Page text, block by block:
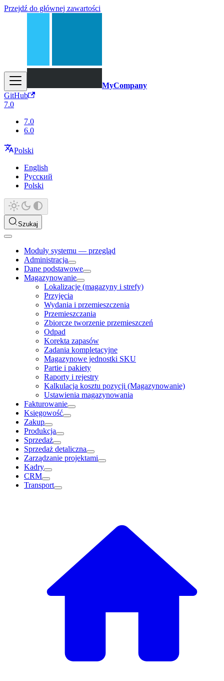
Przejdź do głównej zawartości
MyCompany
GitHub
7.0
7.0
6.0
Polski
English
Русский
Polski
Szukaj
Moduły systemu — przegląd
Administracja
Dane podstawowe
Magazynowanie
Lokalizacje (magazyny i strefy)
Przyjęcia
Wydania i przemieszczenia
Przemieszczania
Zbiorcze tworzenie przemieszczeń
Odpad
Korekta zapasów
Zadania kompletacyjne
Magazynowe jednostki SKU
Partie i pakiety
Raporty i rejestry
Kalkulacja kosztu pozycji (Magazynowanie)
Ustawienia magazynowania
Fakturowanie
Księgowość
Zakup
Produkcja
Sprzedaż
Sprzedaż detaliczna
Zarządzanie projektami
Kadry
CRM
Transport